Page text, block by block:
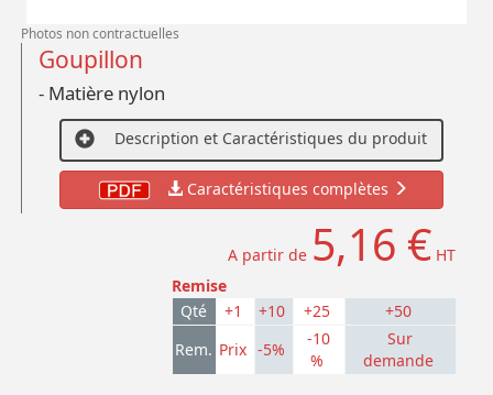
Photos non contractuelles
Goupillon
- Matière nylon
Description et Caractéristiques du produit
Caractéristiques complètes
A partir de 5,16 € HT
Remise
Qté
+1 +10 +25
+50
Rem. Prix -5%
-10
%
Sur
demande